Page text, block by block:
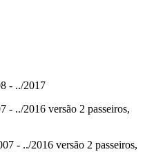
- ../2017
../2016 versão 2 passeiros,
- ../2016 versão 2 passeiros,